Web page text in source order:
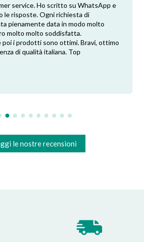
service. Ho scritto su WhatsApp e
le risposte. Ogni richiesta di
pienamente data in modo molto
molto molto soddisfatta.
i prodotti sono ottimi. Bravi, ottimo
di qualità italiana. Top
le nostre recensioni